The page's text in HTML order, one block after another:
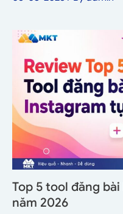
Top 5 tool đăng
năm 2026